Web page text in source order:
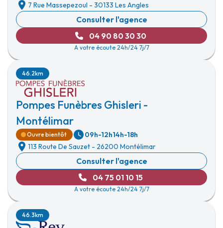
7 Rue Massepezoul - 30133 Les Angles
Consulter l'agence
04 90 80 30 30
A votre écoute 24h/24 7j/7
Pompes Funèbres Ghisleri -
Montélimar
46.2km
Ouvre bientôt 09h-12h14h-18h
113 Route De Sauzet - 26200 Montélimar
Consulter l'agence
04 75 01 10 15
A votre écoute 24h/24 7j/7
46.3km